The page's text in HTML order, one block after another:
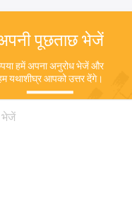
पूछताछ भेजें
हमें अपना अनुरोध भेजें और
यथाशीघ्र आपको उत्तर देंगे।